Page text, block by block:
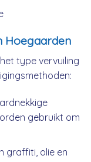
Hoegaarden
type vervuiling
gebruikt om
graffiti, olie en